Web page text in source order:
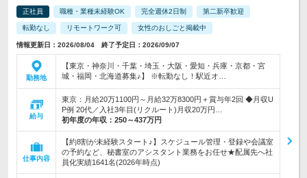
正社員 職種・業種未経験OK 完全週休2日制 第二新卒歓迎
転勤なし リモートワーク可 女性のおしごと掲載中
情報更新日：2026/08/04 終了予定日：2026/09/07
勤務地
【東京・神奈川・千葉・埼玉・大阪・愛知・兵庫・京都・宮
城・福岡・北海道募集♪】 ※転勤なし！駅近オ…
給与
東京：月給20万1100円～月給32万8300円＋賞与年2回 ◆月収U
P例 20代／入社3年目(リクルート)月収20万円…
初年度の年収： 250～437万円
仕事内容
【約8割が未経験スタート♪】スケジュール管理・登録や会議室
の予約など、秘書室のアシスタント業務をお任せ★配属先へ社
員化実績1641名(2026年時点)